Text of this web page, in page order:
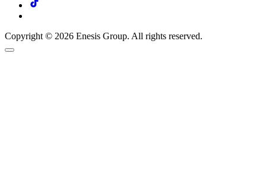
Copyright © 2026 Enesis Group. All rights reserved.